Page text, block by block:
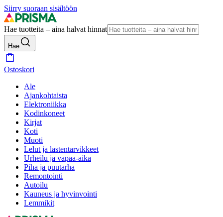
Siirry suoraan sisältöön
Hae tuotteita – aina halvat hinnat
Hae
Ostoskori
Ale
Ajankohtaista
Elektroniikka
Kodinkoneet
Kirjat
Koti
Muoti
Lelut ja lastentarvikkeet
Urheilu ja vapaa-aika
Piha ja puutarha
Remontointi
Autoilu
Kauneus ja hyvinvointi
Lemmikit